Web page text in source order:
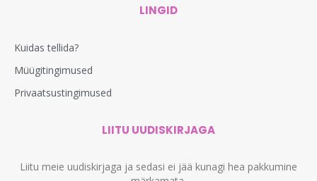
LINGID
Kuidas tellida?
Müügitingimused
Privaatsustingimused
LIITU UUDISKIRJAGA
Liitu meie uudiskirjaga ja sedasi ei jää kunagi hea pakkumine